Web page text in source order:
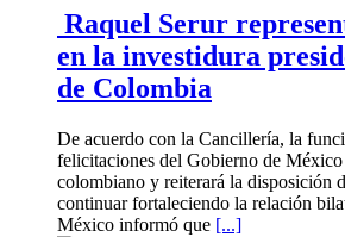
Raquel Serur
en la investidura
de Colombia
De acuerdo con la Cancillería, la
felicitaciones del Gobierno de
colombiano y reiterará la disposición
continuar fortaleciendo la relación
México informó que [...]